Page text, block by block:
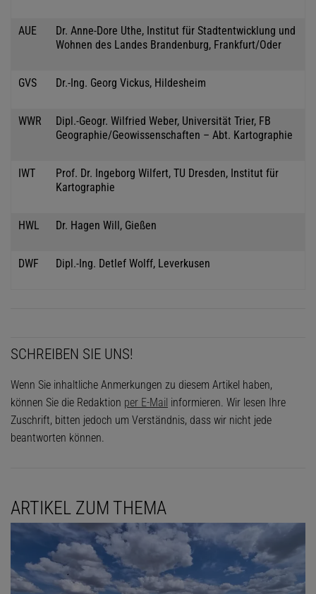
AUE
Dr. Anne-Dore Uthe, Institut für Stadtentwicklung und
Wohnen des Landes Brandenburg, Frankfurt/Oder
GVS Dr.-Ing. Georg Vickus, Hildesheim
WWR
Dipl.-Geogr. Wilfried Weber, Universität Trier, FB
Geographie/Geowissenschaften – Abt. Kartographie
IWT
Prof. Dr. Ingeborg Wilfert, TU Dresden, Institut für
Kartographie
HWL Dr. Hagen Will, Gießen
DWF Dipl.-Ing. Detlef Wolff, Leverkusen
SCHREIBEN SIE UNS!
Wenn Sie inhaltliche Anmerkungen zu diesem Artikel haben,
können Sie die Redaktion per E-Mail informieren. Wir lesen Ihre
Zuschrift, bitten jedoch um Verständnis, dass wir nicht jede
beantworten können.
ARTIKEL ZUM THEMA